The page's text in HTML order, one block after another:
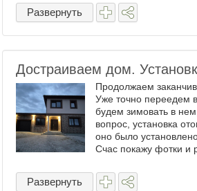
Развернуть
Достраиваем дом.
Продолжаем
Уже точно переедем
будем зимовать в
вопрос, установка
оно было
Счас покажу фотки и
узнать из
Площадь ...
Развернуть